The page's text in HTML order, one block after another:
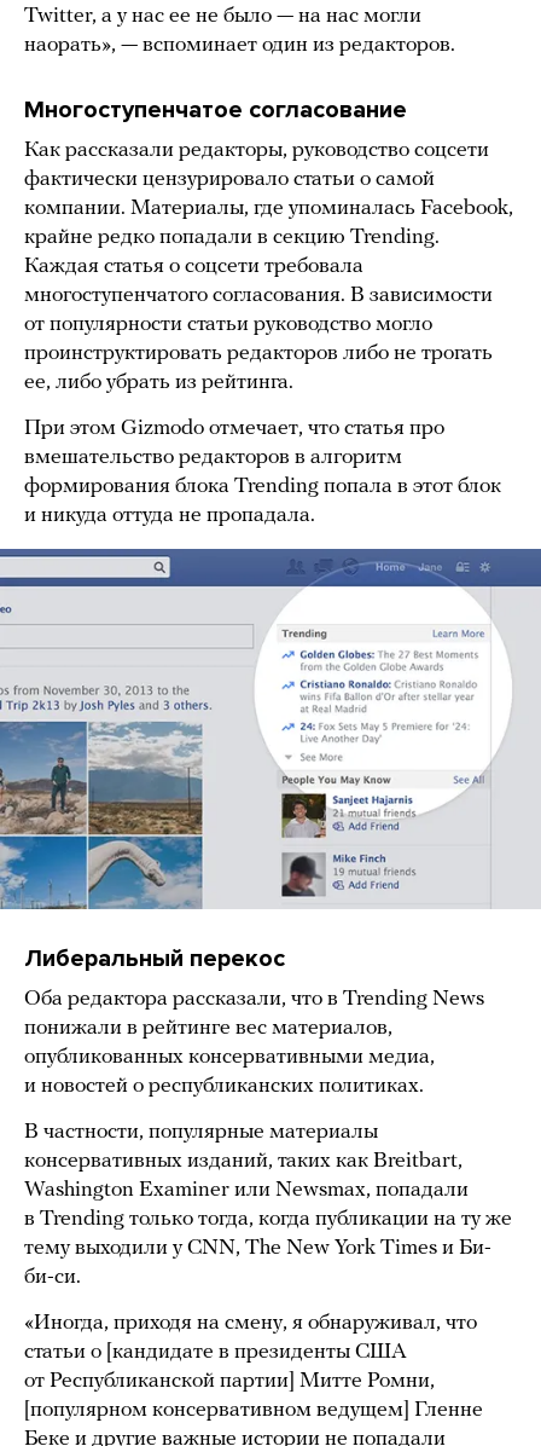
Twitter, а у нас ее не было — на нас могли
наорать», — вспоминает один из редакторов.
Многоступенчатое согласование
Как рассказали редакторы, руководство соцсети
фактически цензурировало статьи о самой
компании. Материалы, где упоминалась Facebook,
крайне редко попадали в секцию Trending.
Каждая статья о соцсети требовала
многоступенчатого согласования. В зависимости
от популярности статьи руководство могло
проинструктировать редакторов либо не трогать
ее, либо убрать из рейтинга.
При этом Gizmodo отмечает, что статья про
вмешательство редакторов в алгоритм
формирования блока Trending попала в этот блок
и никуда оттуда не пропадала.
Либеральный перекос
Оба редактора рассказали, что в Trending News
понижали в рейтинге вес материалов,
опубликованных консервативными медиа,
и новостей о республиканских политиках.
В частности, популярные материалы
консервативных изданий, таких как Breitbart,
Washington Examiner или Newsmax, попадали
в Trending только тогда, когда публикации на ту же
тему выходили у CNN, The New York Times и Би-
би-си.
«Иногда, приходя на смену, я обнаруживал, что
статьи о [кандидате в президенты США
от Республиканской партии] Митте Ромни,
[популярном консервативном ведущем] Гленне
Беке и другие важные истории не попадали